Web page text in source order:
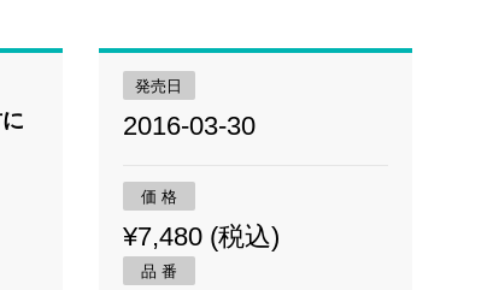
発売日
2016-03-30
価 格
¥7,480 (税込)
品 番